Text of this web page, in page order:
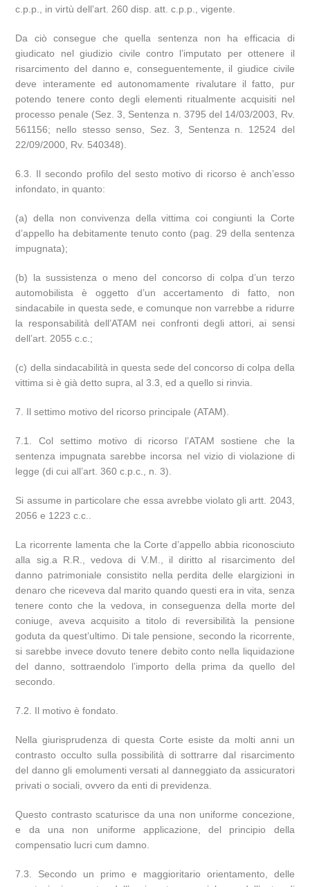
c.p.p., in virtù dell’art. 260 disp. att. c.p.p., vigente.
Da ciò consegue che quella sentenza non ha efficacia di
giudicato nel giudizio civile contro l’imputato per ottenere il
risarcimento del danno e, conseguentemente, il giudice civile
deve interamente ed autonomamente rivalutare il fatto, pur
potendo tenere conto degli elementi ritualmente acquisiti nel
processo penale (Sez. 3, Sentenza n. 3795 del 14/03/2003, Rv.
561156; nello stesso senso, Sez. 3, Sentenza n. 12524 del
22/09/2000, Rv. 540348).
6.3. Il secondo profilo del sesto motivo di ricorso è anch’esso
infondato, in quanto:
(a) della non convivenza della vittima coi congiunti la Corte
d’appello ha debitamente tenuto conto (pag. 29 della sentenza
impugnata);
(b) la sussistenza o meno del concorso di colpa d’un terzo
automobilista è oggetto d’un accertamento di fatto, non
sindacabile in questa sede, e comunque non varrebbe a ridurre
la responsabilità dell’ATAM nei confronti degli attori, ai sensi
dell’art. 2055 c.c.;
(c) della sindacabilità in questa sede del concorso di colpa della
vittima si è già detto supra, al 3.3, ed a quello si rinvia.
7. Il settimo motivo del ricorso principale (ATAM).
7.1. Col settimo motivo di ricorso l’ATAM sostiene che la
sentenza impugnata sarebbe incorsa nel vizio di violazione di
legge (di cui all’art. 360 c.p.c., n. 3).
Si assume in particolare che essa avrebbe violato gli artt. 2043,
2056 e 1223 c.c..
La ricorrente lamenta che la Corte d’appello abbia riconosciuto
alla sig.a R.R., vedova di V.M., il diritto al risarcimento del
danno patrimoniale consistito nella perdita delle elargizioni in
denaro che riceveva dal marito quando questi era in vita, senza
tenere conto che la vedova, in conseguenza della morte del
coniuge, aveva acquisito a titolo di reversibilità la pensione
goduta da quest’ultimo. Di tale pensione, secondo la ricorrente,
si sarebbe invece dovuto tenere debito conto nella liquidazione
del danno, sottraendolo l’importo della prima da quello del
secondo.
7.2. Il motivo è fondato.
Nella giurisprudenza di questa Corte esiste da molti anni un
contrasto occulto sulla possibilità di sottrarre dal risarcimento
del danno gli emolumenti versati al danneggiato da assicuratori
privati o sociali, ovvero da enti di previdenza.
Questo contrasto scaturisce da una non uniforme concezione,
e da una non uniforme applicazione, del principio della
compensatio lucri cum damno.
7.3. Secondo un primo e maggioritario orientamento, delle